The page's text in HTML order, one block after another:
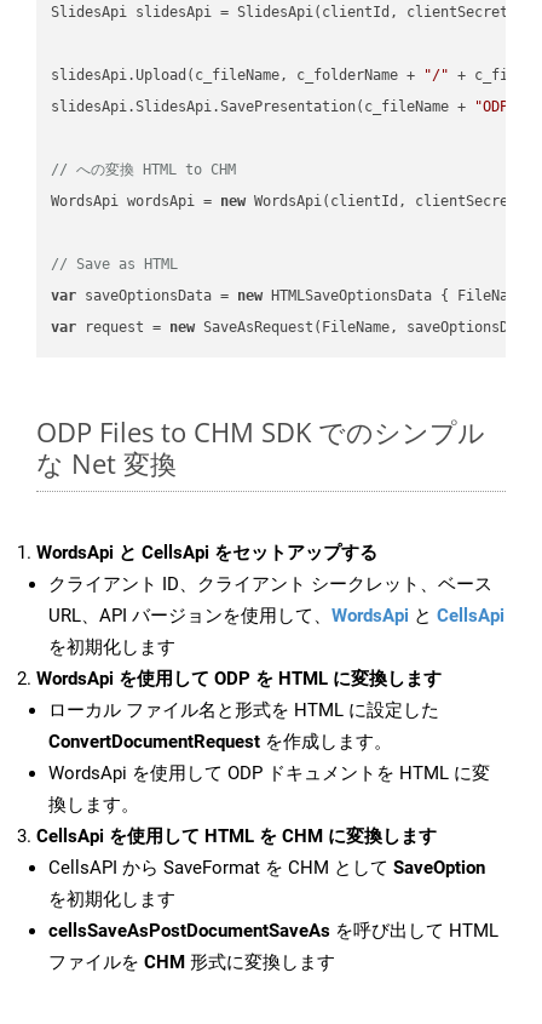
SlidesApi slidesApi = SlidesApi(clientId, clientSecret);
slidesApi.Upload(c_fileName, c_folderName + "/" +
slidesApi.SlidesApi.SavePresentation(c_fileName +
"ODP"
// への変換 HTML to CHM
WordsApi wordsApi = new WordsApi(clientId, clientSecret);
// Save as HTML
var saveOptionsData = new HTMLSaveOptionsData { FileName
var request = new
ODP Files to CHM SDK でのシンプル
な Net 変換
WordsApi と CellsApi をセットアップする
クライアント ID、クライアント シークレット、ベース
URL、API バージョンを使用して、 WordsApi と CellsApi
を初期化します
WordsApi を使用して ODP を HTML に変換します
ローカル ファイル名と形式を HTML に設定した
ConvertDocumentRequest を作成します。
WordsApi を使用して ODP ドキュメントを HTML に変
換します。
CellsApi を使用して HTML を CHM に変換します
CellsAPI から SaveFormat を CHM として SaveOption
を初期化します
cellsSaveAsPostDocumentSaveAs を呼び出して HTML
ファイルを CHM 形式に変換します